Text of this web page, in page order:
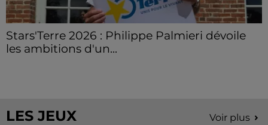
Stars'Terre 2026 : Philippe Palmieri dévoile
les ambitions d'un...
LES JEUX Voir plus